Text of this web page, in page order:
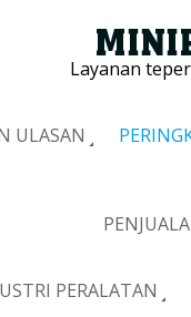
Layanan
ULASAN
PERALATAN